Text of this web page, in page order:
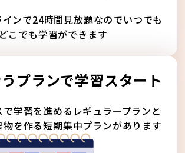
ンで24時間見放題なのでいつでも
どこでも学習ができます
プランで学習スタート
で学習を進めるレギュラープランと
を作る短期集中プランがあります